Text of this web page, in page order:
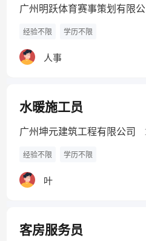
广州明跃体育赛事策划有限公
经验不限 学历不限
人事
水暖施工员
广州坤元建筑工程有限公司
经验不限 学历不限
叶
客房服务员